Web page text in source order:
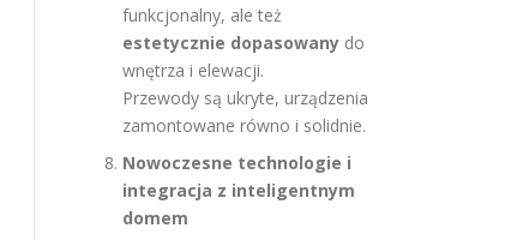
funkcjonalny, ale też
estetycznie dopasowany do
wnętrza i elewacji.
Przewody są ukryte, urządzenia
zamontowane równo i solidnie.
Nowoczesne technologie i
integracja z inteligentnym
domem